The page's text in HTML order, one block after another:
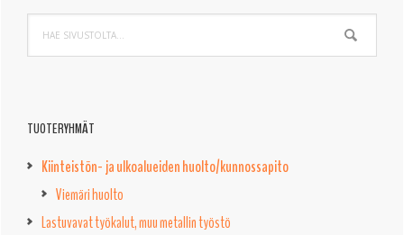
sivupalkki
sivustolta...
TUOTERYHMÄT
Kiinteistön- ja ulkoalueiden huolto/kunnossapito
Viemäri huolto
Lastuvavat työkalut, muu metallin työstö